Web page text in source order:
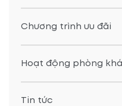
Chương trình ưu đãi
Hoạt động phòng
Tin tức